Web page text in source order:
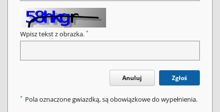
Wpisz tekst z obrazka. *
Anuluj Zgłoś
* Pola oznaczone gwiazdką, są obowiązkowe do wypełnienia.